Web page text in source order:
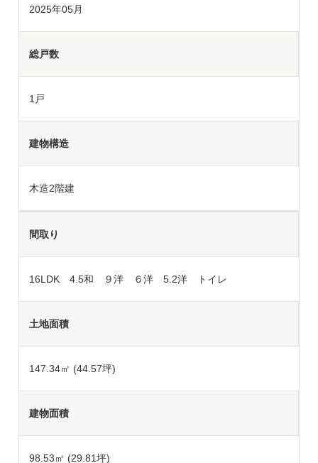
2025年05月
総戸数
1戸
建物構造
木造2階建
間取り
16LDK 4.5和 ９洋 ６洋 5.2洋 トイレ
土地面積
147.34㎡ (44.57坪)
建物面積
98.53㎡ (29.81坪)